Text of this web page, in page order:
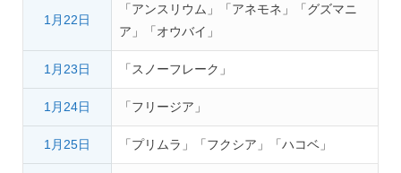
1月22日
「アンスリウム」「アネモネ」「グズマニ
ア」「オウバイ」
1月23日 「スノーフレーク」
1月24日 「フリージア」
1月25日 「プリムラ」「フクシア」「ハコベ」